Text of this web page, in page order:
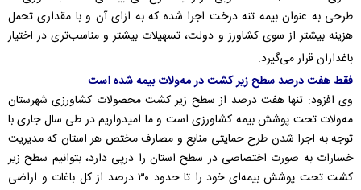
طرحی به عنوان بیمه تنه درخت اجرا شده که به ازای آن و با مقداری تحمل
هزینه بیشتر از سوی کشاورز و دولت، تسهیلات بیشتر و مناسب‌تری در اختیار
باغداران قرار می‌گیرد.
فقط هفت درصد سطح زیر کشت در مه‌ولات بیمه شده است
وی افزود: تنها هفت درصد از سطح زیر کشت محصولات کشاورزی شهرستان
مه‌ولات تحت پوشش بیمه کشاورزی است و ما امیدواریم در طی سال جاری با
توجه به اجرا شدن طرح حمایتی منابع و مصارف مختص هر استان که مدیریت
خسارات به صورت اختصاصی در سطح استان را درپی دارد، بتوانیم سطح زیر
کشت تحت پوشش بیمه‌ای خود را تا حدود ۳۰ درصد از کل باغات و اراضی